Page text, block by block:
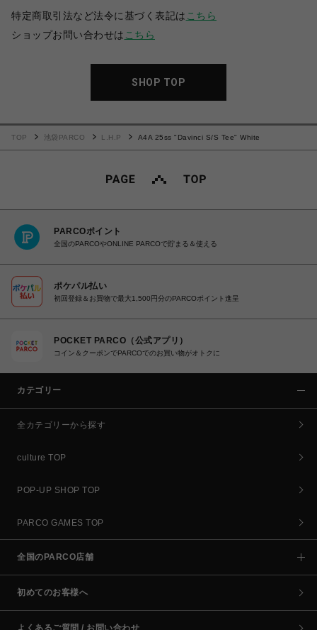
特定商取引法など法令に基づく表記は こちら
ショップお問い合わせは こちら
SHOP TOP
TOP 池袋PARCO L.H.P A4A 25ss "Davinci S/S Tee" White
PARCOポイント
全国のPARCOやONLINE PARCOで貯まる＆使える
ポケパル払い
初回登録＆お買物で最大1,500円分のPARCOポイント進呈
POCKET PARCO（公式アプリ）
コイン＆クーポンでPARCOでのお買い物がオトクに
カテゴリー
全カテゴリーから探す
culture TOP
POP-UP SHOP TOP
PARCO GAMES TOP
全国のPARCO店舗
初めてのお客様へ